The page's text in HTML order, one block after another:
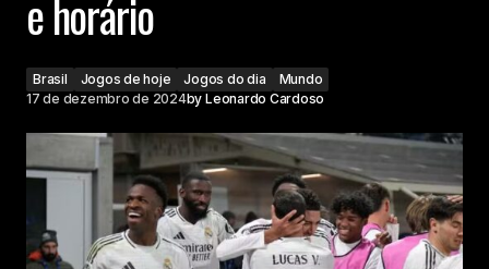
e horário
Brasil Jogos de hoje Jogos do dia
Mundo
17 de dezembro de 2024by Leonardo Cardoso